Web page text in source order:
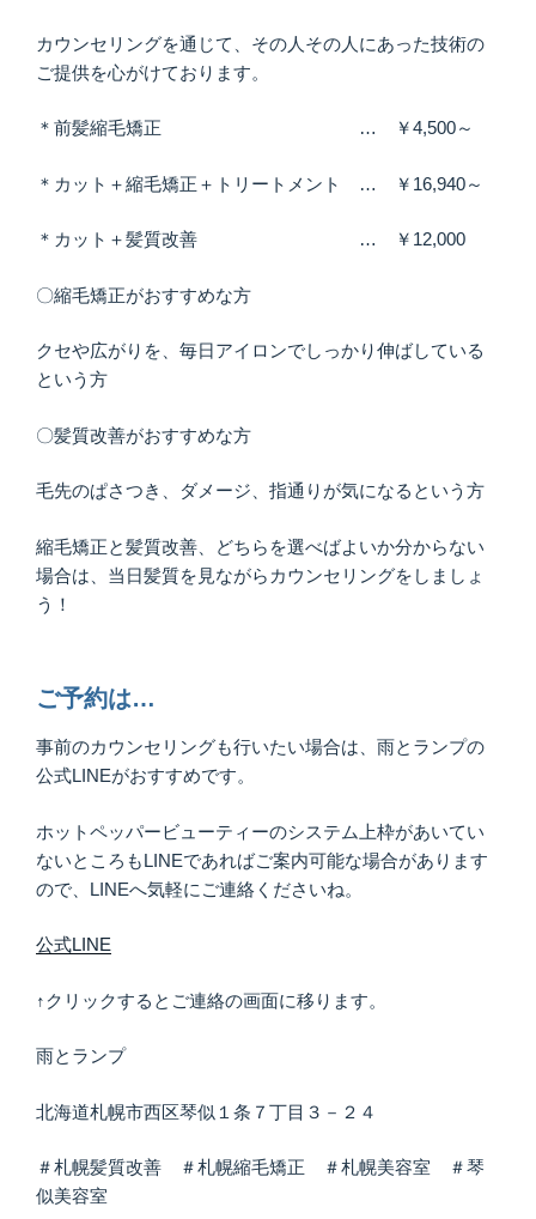
カウンセリングを通じて、その人その人にあった技術の
ご提供を心がけております。
＊前髪縮毛矯正 … ￥4,500～
＊カット＋縮毛矯正＋トリートメント … ￥16,940～
＊カット＋髪質改善 … ￥12,000
〇縮毛矯正がおすすめな方
クセや広がりを、毎日アイロンでしっかり伸ばしている
という方
〇髪質改善がおすすめな方
毛先のぱさつき、ダメージ、指通りが気になるという方
縮毛矯正と髪質改善、どちらを選べばよいか分からない
場合は、当日髪質を見ながらカウンセリングをしましょ
う！
ご予約は…
事前のカウンセリングも行いたい場合は、雨とランプの
公式LINEがおすすめです。
ホットペッパービューティーのシステム上枠があいてい
ないところもLINEであればご案内可能な場合があります
ので、LINEへ気軽にご連絡くださいね。
公式LINE
↑クリックするとご連絡の画面に移ります。
雨とランプ
北海道札幌市西区琴似１条７丁目３－２４
＃札幌髪質改善 ＃札幌縮毛矯正 ＃札幌美容室 ＃琴
似美容室